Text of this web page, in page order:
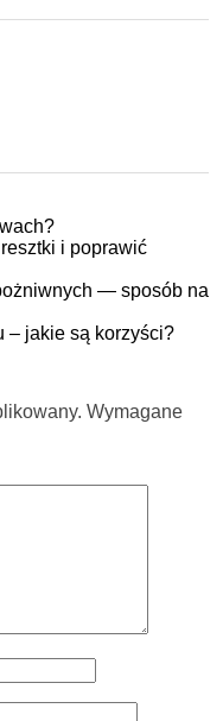
i poprawić
— sposób na
– jakie są korzyści?
Wymagane